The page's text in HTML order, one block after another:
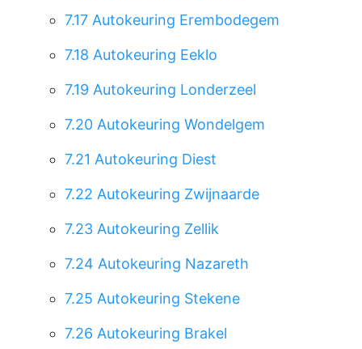
7.17 Autokeuring Erembodegem
7.18 Autokeuring Eeklo
7.19 Autokeuring Londerzeel
7.20 Autokeuring Wondelgem
7.21 Autokeuring Diest
7.22 Autokeuring Zwijnaarde
7.23 Autokeuring Zellik
7.24 Autokeuring Nazareth
7.25 Autokeuring Stekene
7.26 Autokeuring Brakel